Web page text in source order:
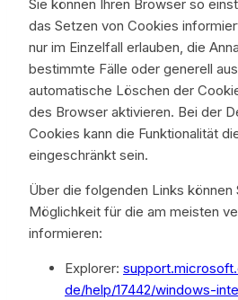
Sie können Ihren Browser so
das Setzen von Cookies
nur im Einzelfall erlauben, die
bestimmte Fälle oder generell
automatische Löschen der
des Browser aktivieren. Bei der
Cookies kann die Funktionalität
eingeschränkt sein.
Über die folgenden Links können
Möglichkeit für die am meisten
informieren:
Explorer:
de/help/17442/windows-